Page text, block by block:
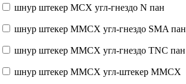
шнур штекер MCX угл-гнездо N пан
шнур штекер MMCX угл-гнездо SMA пан
шнур штекер MMCX угл-гнездо TNC пан
шнур штекер MMCX угл-штекер MMCX